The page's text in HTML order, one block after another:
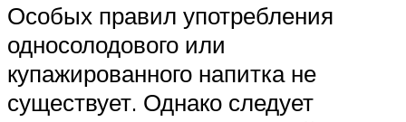
Особых правил употребления
односолодового или
купажированного напитка не
существует. Однако следует